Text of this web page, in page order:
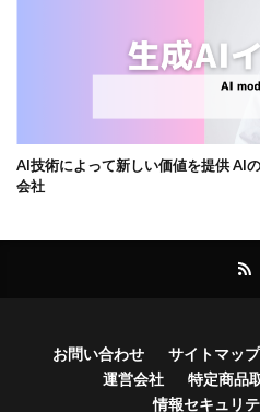
AI技術によって新しい価値を提供 AI
会社
お問い合わせ サイトマップ
運営会社
特定商品
情報セキュリ